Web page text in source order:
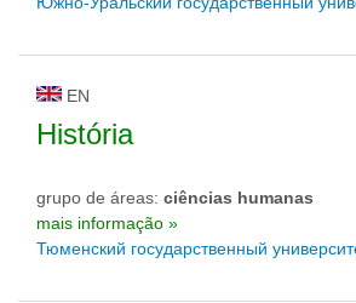
EN
História
grupo de áreas: ciências humanas
mais informação »
Тюменский государственный